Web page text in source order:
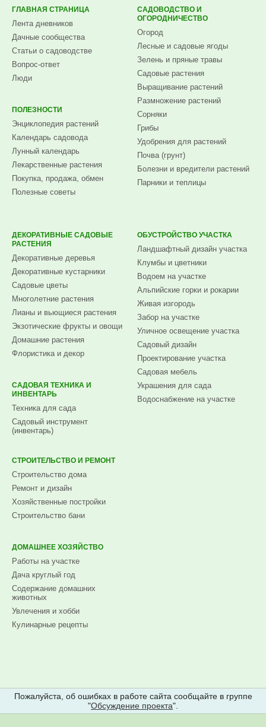
ГЛАВНАЯ СТРАНИЦА
Лента дневников
Дачные сообщества
Статьи о садоводстве
Вопрос-ответ
Люди
ПОЛЕЗНОСТИ
Энциклопедия растений
Календарь садовода
Лунный календарь
Лекарственные растения
Покупка, продажа, обмен
Полезные советы
САДОВОДСТВО И
ОГОРОДНИЧЕСТВО
Огород
Лесные и садовые ягоды
Зелень и пряные травы
Садовые растения
Выращивание растений
Размножение растений
Сорняки
Грибы
Удобрения для растений
Почва (грунт)
Болезни и вредители растений
Парники и теплицы
ДЕКОРАТИВНЫЕ САДОВЫЕ
РАСТЕНИЯ
Декоративные деревья
Декоративные кустарники
Садовые цветы
Многолетние растения
Лианы и вьющиеся растения
Экзотические фрукты и овощи
Домашние растения
Флористика и декор
САДОВАЯ ТЕХНИКА И
ИНВЕНТАРЬ
Техника для сада
Садовый инструмент
(инвентарь)
ОБУСТРОЙСТВО УЧАСТКА
Ландшафтный дизайн участка
Клумбы и цветники
Водоем на участке
Альпийские горки и рокарии
Живая изгородь
Забор на участке
Уличное освещение участка
Садовый дизайн
Проектирование участка
Садовая мебель
Украшения для сада
Водоснабжение на участке
СТРОИТЕЛЬСТВО И РЕМОНТ
Строительство дома
Ремонт и дизайн
Хозяйственные постройки
Строительство бани
ДОМАШНЕЕ ХОЗЯЙСТВО
Работы на участке
Дача круглый год
Содержание домашних
животных
Увлечения и хобби
Кулинарные рецепты
Пожалуйста, об ошибках в работе сайта сообщайте в группе
"Обсуждение проекта".